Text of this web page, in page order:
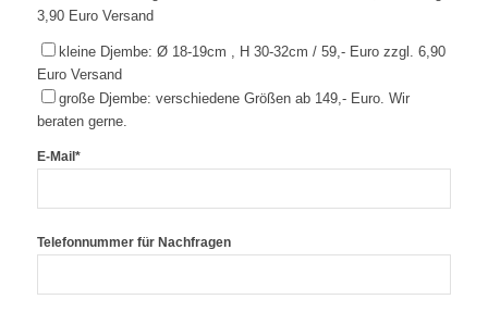
3,90 Euro Versand
kleine Djembe: Ø 18-19cm , H 30-32cm / 59,- Euro zzgl. 6,90
Euro Versand
große Djembe: verschiedene Größen ab 149,- Euro. Wir
beraten gerne.
E-Mail*
Telefonnummer für Nachfragen